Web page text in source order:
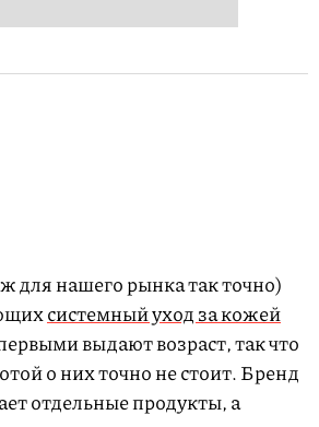
для нашего рынка так точно)
системный уход за кожей
выдают возраст, так что
о них точно не стоит. Бренд
отдельные продукты, а